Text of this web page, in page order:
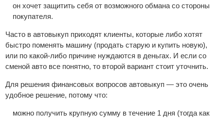
он хочет защитить себя от возможного обмана со стороны
покупателя.
Часто в автовыкуп приходят клиенты, которые либо хотят
быстро поменять машину (продать старую и купить новую),
или по какой-либо причине нуждаются в деньгах. И если со
сменой авто все понятно, то второй вариант стоит уточнить.
Для решения финансовых вопросов автовыкуп — это очень
удобное решение, потому что:
можно получить крупную сумму в течение 1 дня (тогда как